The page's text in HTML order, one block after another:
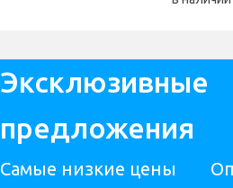
Эксклюзивные
предложения
Самые низкие цены